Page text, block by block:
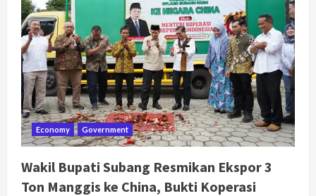
Economy Government
Wakil Bupati Subang Resmikan Ekspor 3
Ton Manggis ke China, Bukti Koperasi